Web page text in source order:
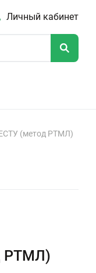
Личный кабинет
(метод РТМЛ)
РТМЛ)